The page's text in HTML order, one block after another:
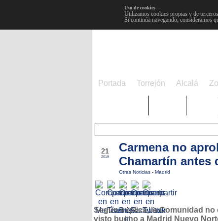
Uso de cookies
Utilizamos cookies propias y de
Si continúa navegando, consideramos
Portada Torrejón Alcalá
21
2019
Carmena no
Chamartín antes
Otras Noticias - Madrid
Según explica, la Comunidad no
visto bueno a Madrid Nuevo